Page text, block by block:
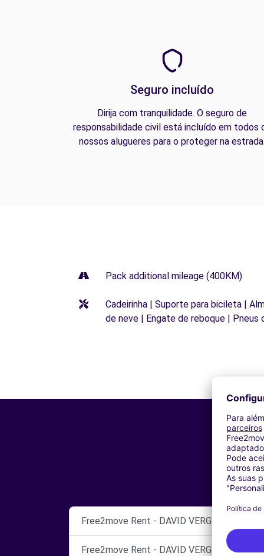
Seguro incluído
Dirija com tranquilidade. O seguro de
responsabilidade civil está incluído em todos
nossos alugueres para o proteger na
Pack additional mileage (400KM)
Cadeirinha | Suporte para bicileta |
de neve | Engate de reboque | Pneus
Free2move Rent - DAVID VERGNON
Free2move Rent - DAVID VERGNON